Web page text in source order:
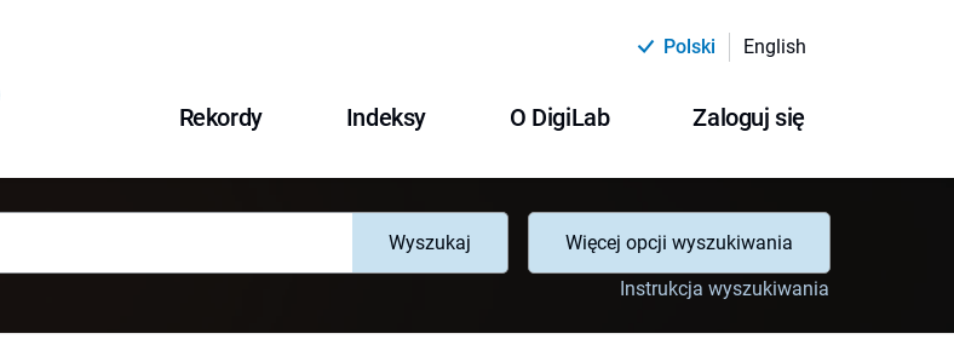
Polski English
Rekordy Indeksy O DigiLab Zaloguj się
Wyszukaj
Więcej opcji wyszukiwania
Instrukcja wyszukiwania